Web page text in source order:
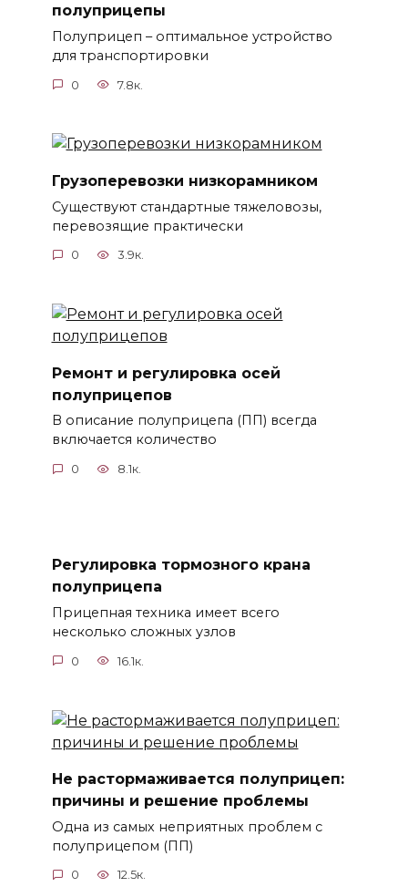
полуприцепы
Полуприцеп – оптимальное устройство
для транспортировки
0 7.8к.
Грузоперевозки низкорамником
Существуют стандартные тяжеловозы,
перевозящие практически
0 3.9к.
Ремонт и регулировка осей
полуприцепов
В описание полуприцепа (ПП) всегда
включается количество
0 8.1к.
Регулировка тормозного крана
полуприцепа
Прицепная техника имеет всего
несколько сложных узлов
0 16.1к.
Не растормаживается полуприцеп:
причины и решение проблемы
Одна из самых неприятных проблем с
полуприцепом (ПП)
0 12.5к.